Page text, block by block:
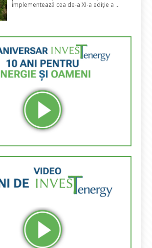
implementează cea de-a XI-a ediție a ...